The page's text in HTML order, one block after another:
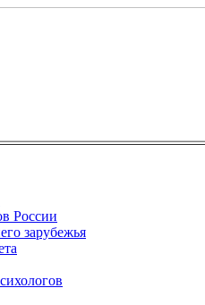
России
зарубежья